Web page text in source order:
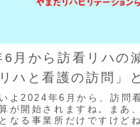
月から訪看リハの
ハと看護の訪問」
よ2024年6月から、訪問
が開始されますね。まあ
なる事業所だけですけど